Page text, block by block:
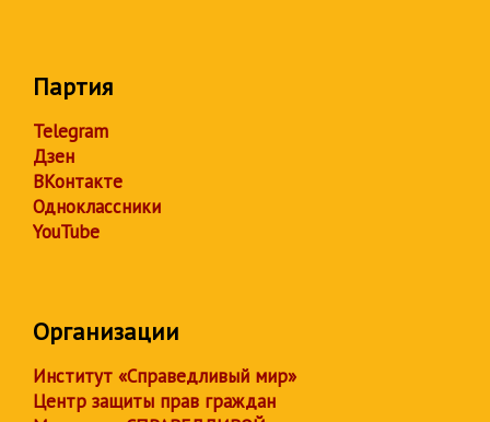
Партия
Telegram
Дзен
ВКонтакте
Одноклассники
YouTube
Организации
Институт «Справедливый мир»
Центр защиты прав граждан